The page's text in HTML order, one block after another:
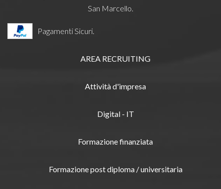
San Marcello.
Pagamenti Sicuri.
AREA RECRUITING
Attività d'impresa
Digital - IT
Formazione finanziata
Formazione post diploma / universitaria